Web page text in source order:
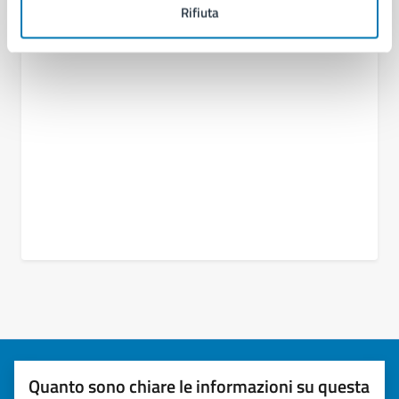
Rifiuta
Quanto sono chiare le informazioni su questa